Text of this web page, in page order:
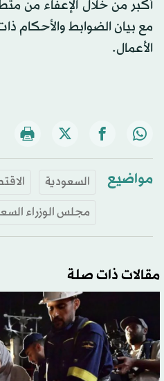
أكبر من خلال الإعفاء من
مع بيان الضوابط والأحكام
الأعمال.
مواضيع السعودية
مجلس الوزراء
مقالات ذات صلة